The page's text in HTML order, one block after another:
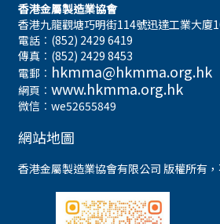
香港金屬製造業協會
香港九龍觀塘巧明街114號迅達工業大廈
電話︰(852) 2429 6419
傳真︰(852) 2429 8453
電郵︰ hkmma@hkmma.org.hk
網頁︰ www.hkmma.org.hk
微信︰we52655849
網站地圖
香港金屬製造業協會有限公司 版權所有